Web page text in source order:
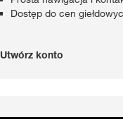
Dostęp do cen
Utwórz konto